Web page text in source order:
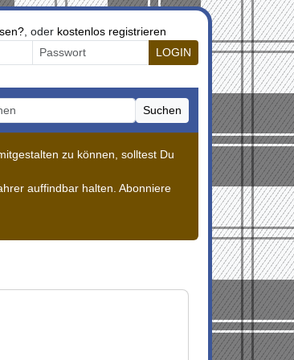
, oder kostenlos registrieren
LOGIN
Suchen
zu können, solltest Du
auffindbar halten. Abonniere